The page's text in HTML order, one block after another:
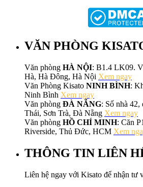
VĂN PHÒNG
Văn phòng HÀ NỘI: B1.4 LK09.
Hà, Hà Đông, Hà Nội Xem ngay
Văn Phòng Kisato NINH BÌNH:
Ninh Bình Xem ngay
Văn phòng ĐÀ NẴNG: Số nhà
Thái, Sơn Trà, Đà Nẵng Xem ngay
Văn phòng HỒ CHÍ MINH: Căn
Riverside, Thủ Đức, HCM Xem
THÔNG TIN LIÊN
Liên hệ ngay với Kisato để nhận tư